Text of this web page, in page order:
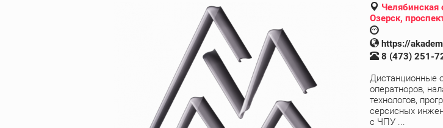
Челябинская
Озерск,
https://
8 (473) 251-
Дистанционные
оператноров,
технологов,
серсисных
с ЧПУ ...